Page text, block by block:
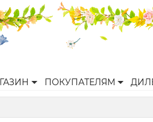
ПОКУПАТЕЛЯМ